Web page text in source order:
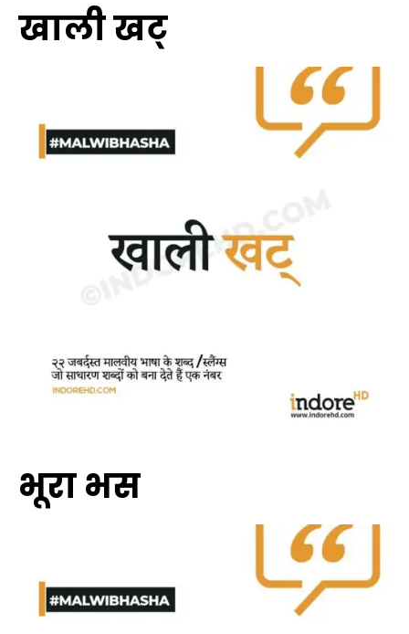
खाली खट्
भूरा भस